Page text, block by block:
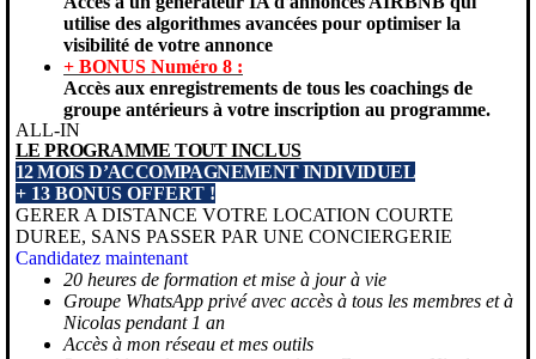
utilise des algorithmes avancées pour optimiser la
visibilité de votre annonce
+ BONUS Numéro 8 :
Accès aux enregistrements de tous les coachings de
groupe antérieurs à votre inscription au programme.
ALL-IN
LE PROGRAMME TOUT INCLUS
12 MOIS D’ACCOMPAGNEMENT INDIVIDUEL
+ 13 BONUS OFFERT !
GERER A DISTANCE VOTRE LOCATION COURTE
DUREE, SANS PASSER PAR UNE CONCIERGERIE
Candidatez maintenant
20 heures de formation et mise à jour à vie
Groupe WhatsApp privé avec accès à tous les membres et à
Nicolas pendant 1 an
Accès à mon réseau et mes outils